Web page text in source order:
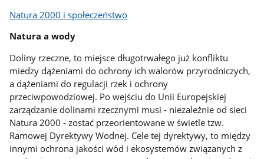
Natura 2000 i społeczeństwo
Natura a wody
Doliny rzeczne, to miejsce długotrwałego już konfliktu
miedzy dążeniami do ochrony ich walorów przyrodniczych,
a dążeniami do regulacji rzek i ochrony
przeciwpowodziowej. Po wejściu do Unii Europejskiej
zarządzanie dolinami rzecznymi musi - niezależnie od sieci
Natura 2000 - zostać przeorientowane w świetle tzw.
Ramowej Dyrektywy Wodnej. Cele tej dyrektywy, to między
innymi ochrona jakości wód i ekosystemów związanych z